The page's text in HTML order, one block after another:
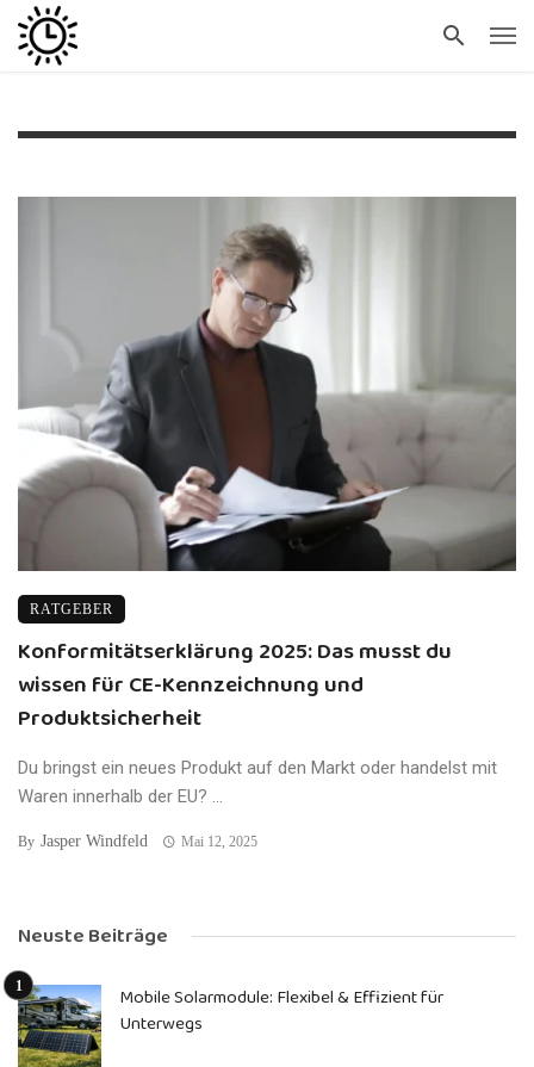
RATGEBER
Konformitätserklärung 2025: Das musst du
wissen für CE-Kennzeichnung und
Produktsicherheit
Du bringst ein neues Produkt auf den Markt oder handelst mit
Waren innerhalb der EU? ...
By Jasper Windfeld Mai 12, 2025
Neuste Beiträge
Mobile Solarmodule: Flexibel & Effizient für
Unterwegs